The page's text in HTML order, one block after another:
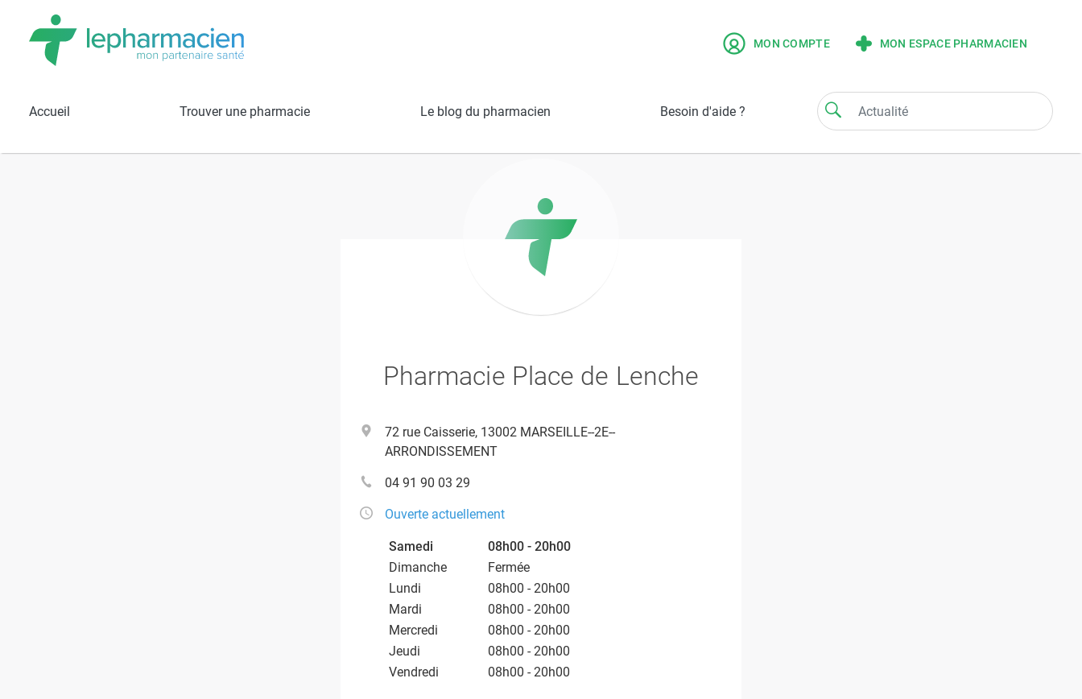
MON COMPTE MON ESPACE PHARMACIEN
Accueil Trouver une pharmacie Le blog du pharmacien Besoin d'aide ?
Résultats de recherche Pharmacie Place de Lenche
Pharmacie Place de Lenche
72 rue Caisserie, 13002 MARSEILLE--2E--
ARRONDISSEMENT
04 91 90 03 29
Ouverte actuellement
Samedi
08h00 - 20h00
Dimanche
Fermée
Lundi
08h00 - 20h00
Mardi
08h00 - 20h00
Mercredi
08h00 - 20h00
Jeudi
08h00 - 20h00
Vendredi
08h00 - 20h00